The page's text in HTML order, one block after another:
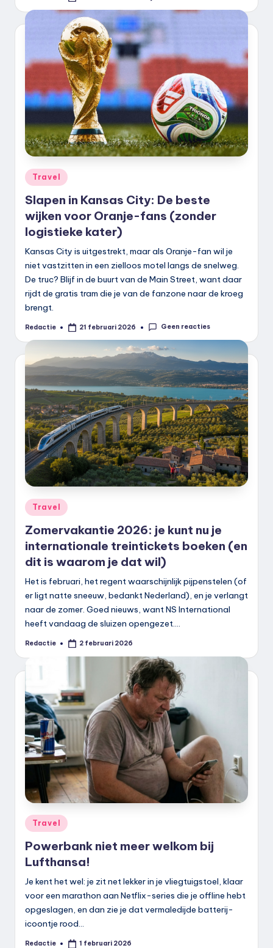
Geplaatst
in
Travel
Slapen in Kansas City: De beste
wijken voor Oranje-fans (zonder
logistieke kater)
Kansas City is uitgestrekt, maar als Oranje-fan wil je
niet vastzitten in een zielloos motel langs de snelweg.
De truc? Blijf in de buurt van de Main Street, want daar
rijdt de gratis tram die je van de fanzone naar de kroeg
brengt.
Geplaatst
Redactie 21 februari 2026 Geen reacties
Geplaatst
in
Travel
Zomervakantie 2026: je kunt nu je
internationale treintickets boeken (en
dit is waarom je dat wil)
Het is februari, het regent waarschijnlijk pijpenstelen (of
er ligt natte sneeuw, bedankt Nederland), en je verlangt
naar de zomer. Goed nieuws, want NS International
heeft vandaag de sluizen opengezet.…
Geplaatst
Redactie 2 februari 2026
Geplaatst
in
Travel
Powerbank niet meer welkom bij
Lufthansa!
Je kent het wel: je zit net lekker in je vliegtuigstoel, klaar
voor een marathon aan Netflix-series die je offline hebt
opgeslagen, en dan zie je dat vermaledijde batterij-
icoontje rood…
Geplaatst
Redactie 1 februari 2026